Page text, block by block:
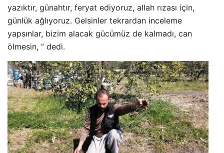
yazıktır, günahtır, feryat ediyoruz, allah rızası için,
günlük ağlıyoruz. Gelsinler tekrardan inceleme
yapsınlar, bizim alacak gücümüz de kalmadı, can
ölmesin, ” dedi.